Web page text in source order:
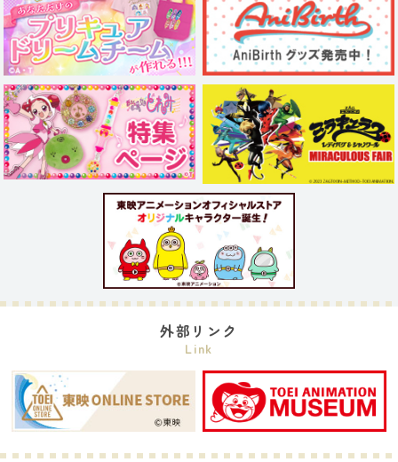
外部リンク
Link